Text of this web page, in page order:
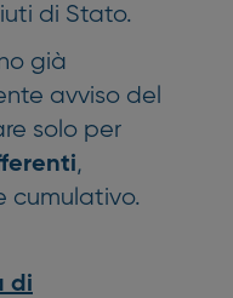
di Stato.
già
avviso del
solo per
,
cumulativo.
di